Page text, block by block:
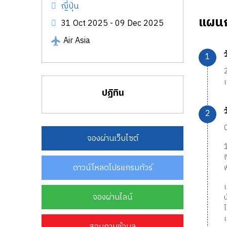
ญี่ปุ่น
31 Oct 2025 - 09 Dec 2025
Air Asia
ปฏิทิน
จองผ่านเว็บไซต์
ดาวน์โหลดโปรแกรมทัวร์
จองผ่านไลน์
แผน